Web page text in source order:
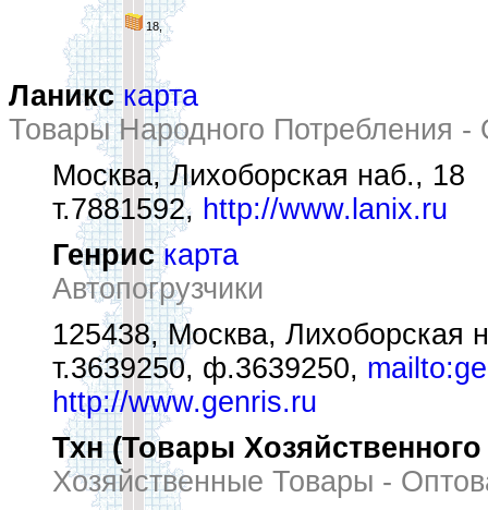
18,
Ланикс карта
Товары Народного Потребления
Москва, Лихоборская наб., 18
т.7881592, http://www.lanix.ru
Генрис карта
Автопогрузчики
125438, Москва, Лихоборская
т.3639250, ф.3639250,
http://www.genris.ru
Тхн (Товары
Хозяйственные Товары -